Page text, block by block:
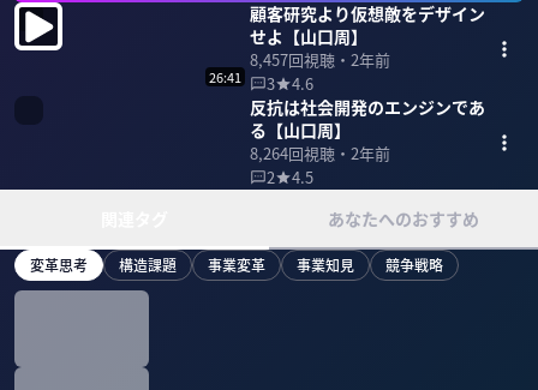
顧客研究より仮想敵をデザイン
せよ【山口周】
8,457回視聴・ 2年前
3
4.6
26:41
反抗は社会開発のエンジンであ
る【山口周】
8,264回視聴・ 2年前
2
4.5
あなたへのおすすめ
変革思考 構造課題 事業変革 事業知見 競争戦略